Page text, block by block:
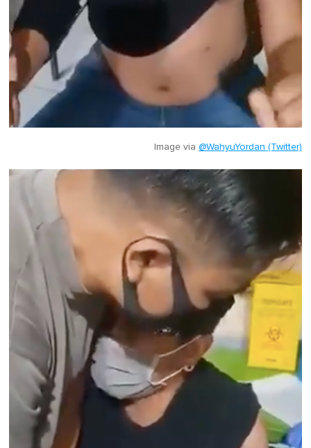
Image via @WahyuYordan (Twitter)